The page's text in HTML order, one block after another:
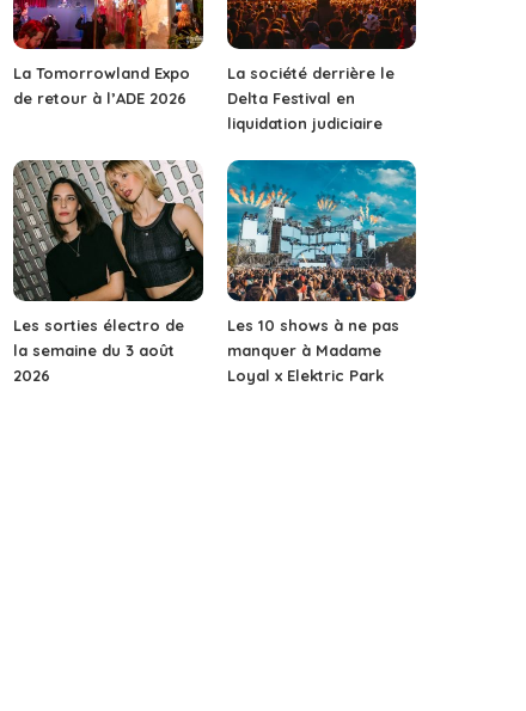
La Tomorrowland Expo
de retour à l’ADE 2026
La société derrière le
Delta Festival en
liquidation judiciaire
Les sorties électro de
la semaine du 3 août
2026
Les 10 shows à ne pas
manquer à Madame
Loyal x Elektric Park